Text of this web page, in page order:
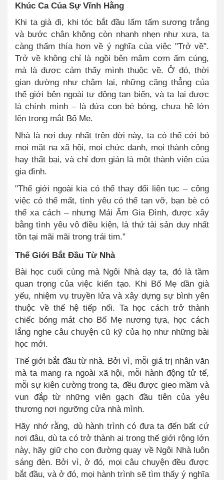
Khúc Ca Của Sự Vĩnh Hằng
Khi ta già đi, khi tóc bắt đầu lấm tấm sương trắng
và bước chân không còn nhanh nhẹn như xưa, ta
càng thấm thía hơn về ý nghĩa của việc "Trở về".
Trở về không chỉ là ngồi bên mâm cơm ấm cúng,
mà là được cảm thấy mình thuộc về. Ở đó, thời
gian dường như chậm lại, những căng thẳng của
thế giới bên ngoài tự động tan biến, và ta lại được
là chính mình – là đứa con bé bỏng, chưa hề lớn
lên trong mắt Bố Mẹ.
Nhà là nơi duy nhất trên đời này, ta có thể cởi bỏ
mọi mặt nạ xã hội, mọi chức danh, mọi thành công
hay thất bại, và chỉ đơn giản là một thành viên của
gia đình.
"Thế giới ngoài kia có thể thay đổi liên tục – công
việc có thể mất, tình yêu có thể tan vỡ, bạn bè có
thể xa cách – nhưng Mái Ấm Gia Đình, được xây
bằng tình yêu vô điều kiện, là thứ tài sản duy nhất
tồn tại mãi mãi trong trái tim."
Thế Giới Bắt Đầu Từ Nhà
Bài học cuối cùng mà Ngôi Nhà dạy ta, đó là tầm
quan trọng của việc kiến tạo. Khi Bố Mẹ dần già
yếu, nhiệm vụ truyền lửa và xây dựng sự bình yên
thuộc về thế hệ tiếp nối. Ta học cách trở thành
chiếc bóng mát cho Bố Mẹ nương tựa, học cách
lắng nghe câu chuyện cũ kỹ của họ như những bài
học mới.
Thế giới bắt đầu từ nhà. Bởi vì, mỗi giá trị nhân văn
mà ta mang ra ngoài xã hội, mỗi hành động tử tế,
mỗi sự kiên cường trong ta, đều được gieo mầm và
vun đắp từ những viên gạch đầu tiên của yêu
thương nơi ngưỡng cửa nhà mình.
Hãy nhớ rằng, dù hành trình có đưa ta đến bất cứ
nơi đâu, dù ta có trở thành ai trong thế giới rộng lớn
này, hãy giữ cho con đường quay về Ngôi Nhà luôn
sáng đèn. Bởi vì, ở đó, mọi câu chuyện đều được
bắt đầu, và ở đó, mọi hành trình sẽ tìm thấy ý nghĩa